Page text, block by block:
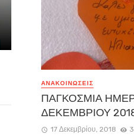
ΑΝΑΚΟΙΝΏΣΕΙΣ
ΠΑΓΚΟΣΜΙΑ
ΔΕΚΕΜΒΡΙΟΥ
17 Δεκεμβρίου, 2018